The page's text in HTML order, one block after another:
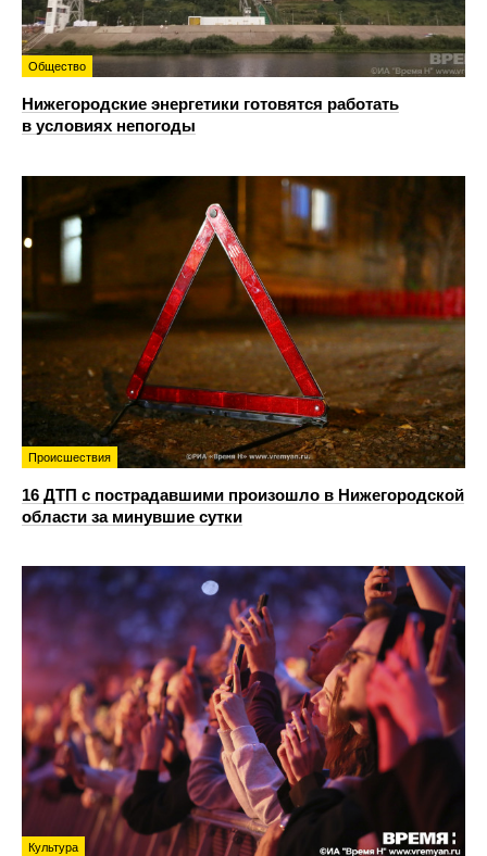
Общество
Нижегородские энергетики готовятся работать
в условиях непогоды
Происшествия
16 ДТП с пострадавшими произошло в Нижегородской
области за минувшие сутки
Культура